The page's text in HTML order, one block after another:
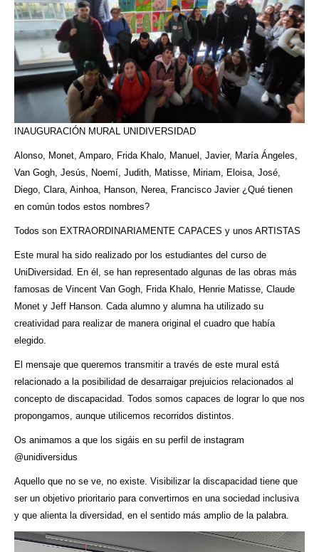
INAUGURACIÓN MURAL UNIDIVERSIDAD
Alonso, Monet, Amparo, Frida Khalo, Manuel, Javier, María Ángeles,
Van Gogh, Jesús, Noemí, Judith, Matisse, Miriam, Eloisa, José,
Diego, Clara, Ainhoa, Hanson, Nerea, Francisco Javier ¿Qué tienen
en común todos estos nombres?
Todos son EXTRAORDINARIAMENTE CAPACES y unos ARTISTAS
Este mural ha sido realizado por los estudiantes del curso de
UniDiversidad. En él, se han representado algunas de las obras más
famosas de Vincent Van Gogh, Frida Khalo, Henrie Matisse, Claude
Monet y Jeff Hanson. Cada alumno y alumna ha utilizado su
creatividad para realizar de manera original el cuadro que había
elegido.
El mensaje que queremos transmitir a través de este mural está
relacionado a la posibilidad de desarraigar prejuicios relacionados al
concepto de discapacidad. Todos somos capaces de lograr lo que nos
propongamos, aunque utilicemos recorridos distintos.
Os animamos a que los sigáis en su perfil de instagram
@unidiversidus
Aquello que no se ve, no existe. Visibilizar la discapacidad tiene que
ser un objetivo prioritario para convertirnos en una sociedad inclusiva
y que alienta la diversidad, en el sentido más amplio de la palabra.